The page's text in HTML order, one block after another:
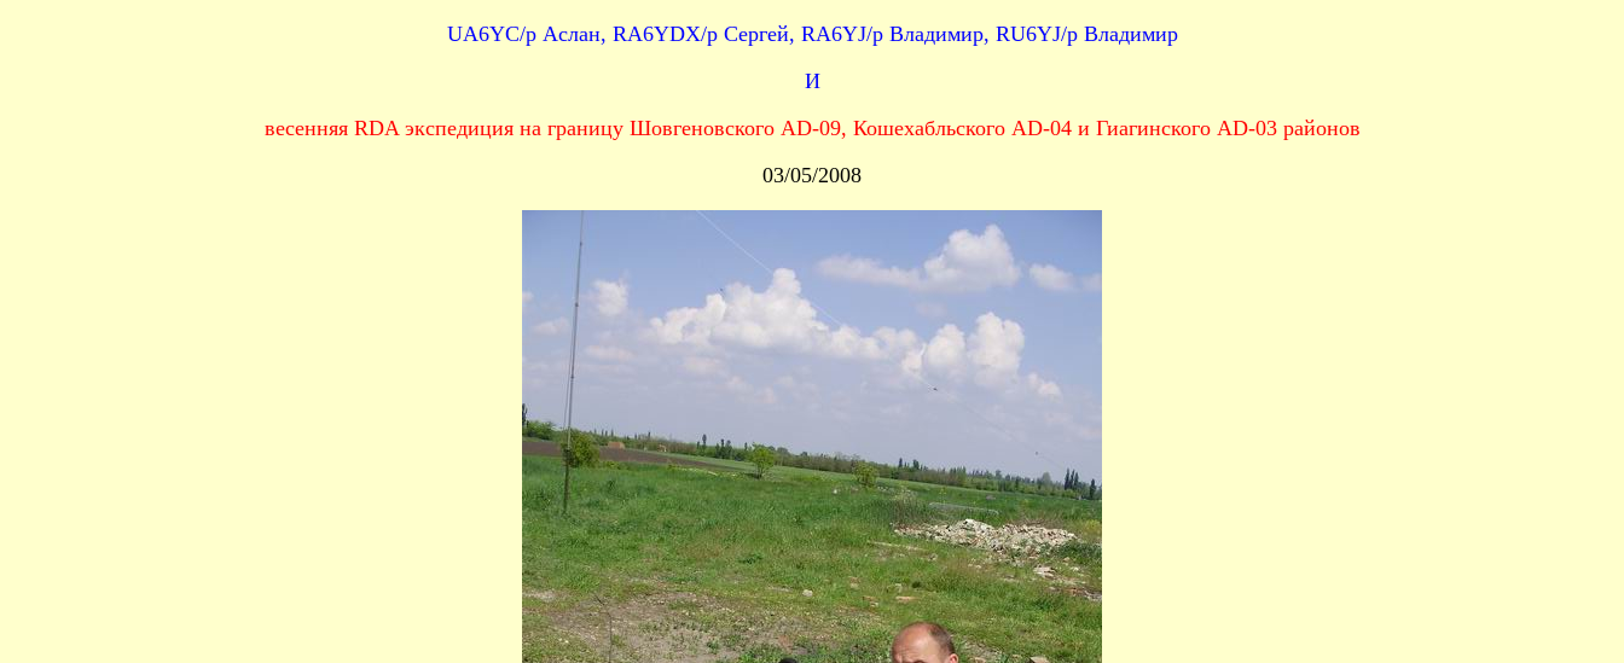
UA6YC/p Аслан, RA6YDX/p Сергей, RA6YJ/p Владимир, RU6YJ/p Владимир
И
весенняя RDA экспедиция на границу Шовгеновского AD-09, Кошехабльского AD-04 и Гиагинского AD-03 районов
03/05/2008